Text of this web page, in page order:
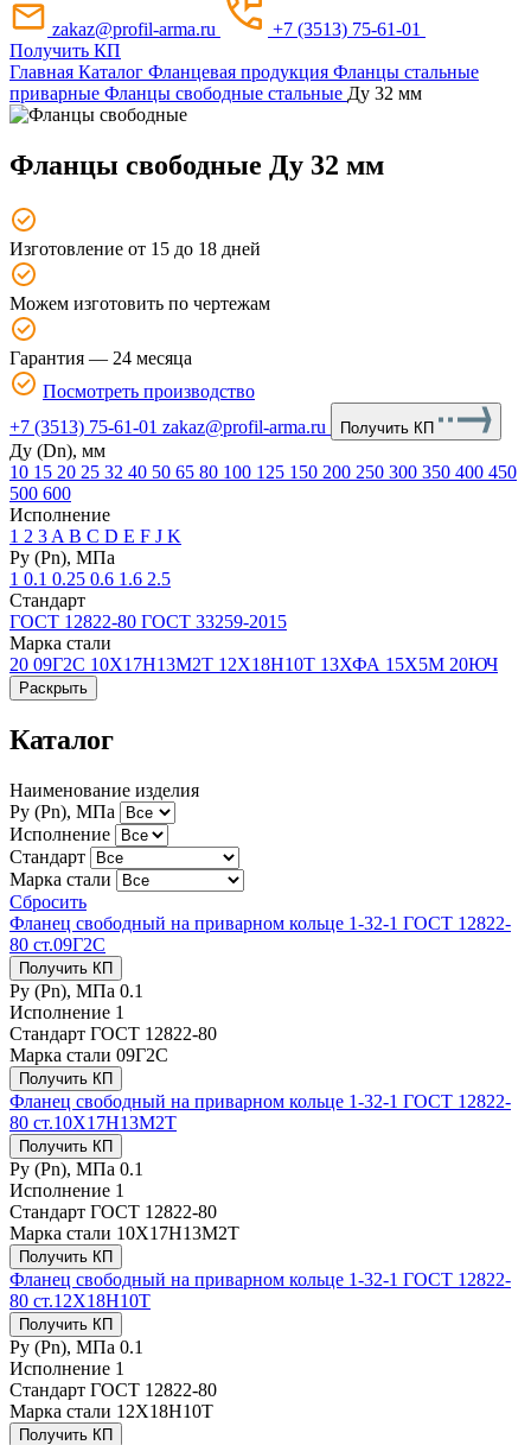
zakaz@profil-arma.ru
+7 (3513) 75-61-01
Получить КП
Главная Каталог Фланцевая продукция Фланцы стальные
приварные Фланцы свободные стальные Ду 32 мм
Фланцы свободные Ду 32 мм
Изготовление от 15 до 18 дней
Можем изготовить по чертежам
Гарантия — 24 месяца
Посмотреть производство
+7 (3513) 75-61-01 zakaz@profil-arma.ru Получить КП
Ду (Dn), мм
10 15 20 25 32 40 50 65 80 100 125 150 200 250 300 350 400 450
500 600
Исполнение
1 2 3 A B C D E F J K
Ру (Рn), МПа
1 0.1 0.25 0.6 1.6 2.5
Стандарт
ГОСТ 12822-80 ГОСТ 33259-2015
Марка стали
20 09Г2С 10Х17Н13М2Т 12Х18Н10Т 13ХФА 15Х5М 20ЮЧ
Раскрыть
Каталог
Наименование изделия
Ру (Рn), МПа
Исполнение
Стандарт
Марка стали
Сбросить
Фланец свободный на приварном кольце 1-32-1 ГОСТ 12822-
80 ст.09Г2С
Получить КП
Ру (Рn), МПа 0.1
Исполнение 1
Стандарт ГОСТ 12822-80
Марка стали 09Г2С
Получить КП
Фланец свободный на приварном кольце 1-32-1 ГОСТ 12822-
80 ст.10Х17Н13М2Т
Получить КП
Ру (Рn), МПа 0.1
Исполнение 1
Стандарт ГОСТ 12822-80
Марка стали 10Х17Н13М2Т
Получить КП
Фланец свободный на приварном кольце 1-32-1 ГОСТ 12822-
80 ст.12Х18Н10Т
Получить КП
Ру (Рn), МПа 0.1
Исполнение 1
Стандарт ГОСТ 12822-80
Марка стали 12Х18Н10Т
Получить КП